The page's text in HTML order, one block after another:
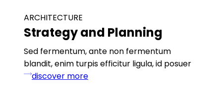
ARCHITECTURE
Strategy and Planning
Sed fermentum, ante non fermentum
blandit, enim turpis efficitur ligula, id posuer
discover more